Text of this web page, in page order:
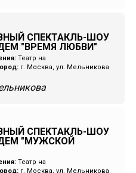
СПЕКТАКЛЬ-ШОУ
"ВРЕМЯ ЛЮБВИ"
Театр на
г. Москва, ул. Мельникова
СПЕКТАКЛЬ-ШОУ
"МУЖСКОЙ
Театр на
г. Москва, ул. Мельникова